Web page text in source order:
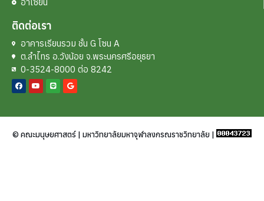
ติดต่อเรา
อาคารเรียนรวม ชั้น G โซน A
ต.ลำไทร อ.วังน้อย จ.พระนครศรีอยุธยา
0-3524-8000 ต่อ 8242
© คณะมนุษยศาสตร์ | มหาวิทยาลัยมหาจุฬาลงกรณราชวิทยาลัย |